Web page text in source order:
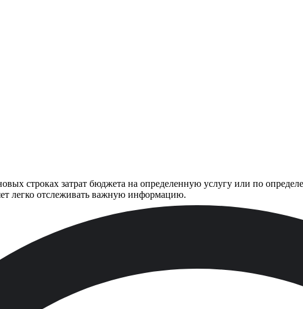
строках затрат бюджета на определенную услугу или по
легко отслеживать важную информацию.